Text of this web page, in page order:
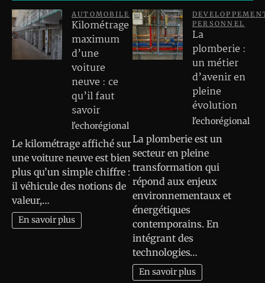
AUTOMOBILE
Kilométrage
maximum
d’une
voiture
neuve : ce
qu’il faut
savoir
l'echorégional
Le kilométrage affiché sur
une voiture neuve est bien
plus qu’un simple chiffre :
il véhicule des notions de
valeur,…
En savoir plus
PERSONNEL
La
plomberie :
un métier
d’avenir en
pleine
évolution
l'echorégional
La plomberie est un
secteur en pleine
transformation qui
répond aux enjeux
environnementaux et
énergétiques
contemporains. En
intégrant des
technologies…
En savoir plus